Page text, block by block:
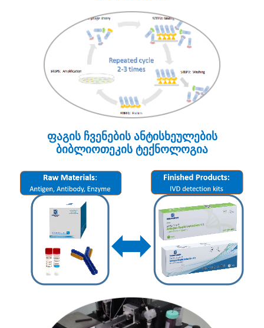
ფაგის ჩვენების ანტისხეულების
ბიბლიოთეკის ტექნოლოგია